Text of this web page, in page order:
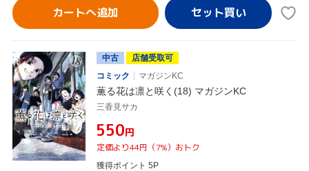
カートへ追加
中古
店舗受取可
コミック
マガジンKC
薫る花は凛と咲く(18) マガジンKC
三香見サカ
¥550円
定価より44円（7%）おトク
獲得ポイント 5P